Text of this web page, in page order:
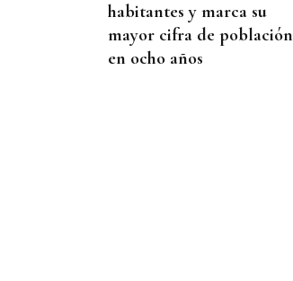
habitantes y marca su
mayor cifra de población
en ocho años